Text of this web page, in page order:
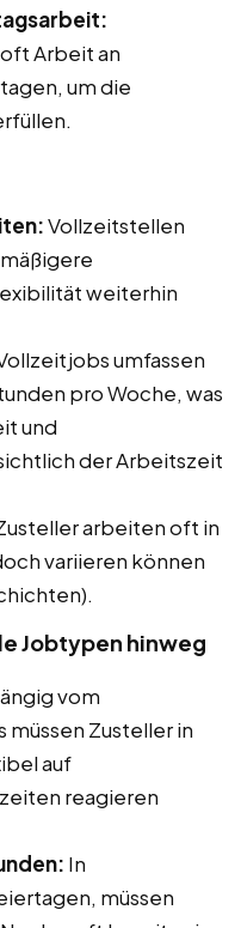
Arbeit an
um die
Vollzeitstellen
weiterhin
umfassen
pro Woche, was
und
der Arbeitszeit
arbeiten oft in
variieren können
Jobtypen hinweg
vom
Zusteller in
auf
reagieren
In
müssen